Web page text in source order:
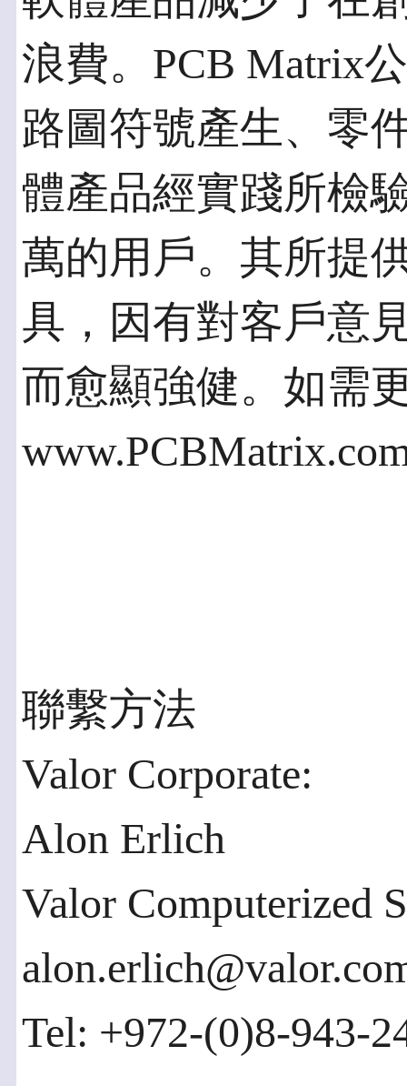
浪費。PCB Matrix
路圖符號產生、零
體產品經實踐所檢
萬的用戶。其所提
具，因有對客戶意
而愈顯強健。如需
聯繫方法
Valor Corporate:
Alon Erlich
Valor Computerized
Tel: +972-(0)8-943-